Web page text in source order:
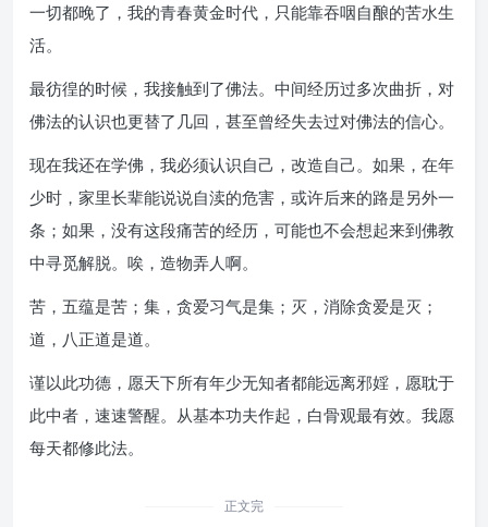
一切都晚了，我的青春黄金时代，只能靠吞咽自酿的苦水生
活。
最彷徨的时候，我接触到了佛法。中间经历过多次曲折，对
佛法的认识也更替了几回，甚至曾经失去过对佛法的信心。
现在我还在学佛，我必须认识自己，改造自己。如果，在年
少时，家里长辈能说说自渎的危害，或许后来的路是另外一
条；如果，没有这段痛苦的经历，可能也不会想起来到佛教
中寻觅解脱。唉，造物弄人啊。
苦，五蕴是苦；集，贪爱习气是集；灭，消除贪爱是灭；
道，八正道是道。
谨以此功德，愿天下所有年少无知者都能远离邪婬，愿耽于
此中者，速速警醒。从基本功夫作起，白骨观最有效。我愿
每天都修此法。
正文完